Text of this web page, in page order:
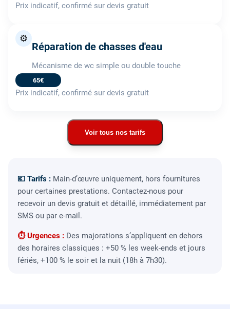
Prix indicatif, confirmé sur devis gratuit
⚙️
Réparation de chasses d'eau
Mécanisme de wc simple ou double touche
65€
Prix indicatif, confirmé sur devis gratuit
Voir tous nos tarifs
💶 Tarifs : Main-d’œuvre uniquement, hors fournitures
pour certaines prestations. Contactez-nous pour
recevoir un devis gratuit et détaillé, immédiatement par
SMS ou par e-mail.
⏱ Urgences : Des majorations s’appliquent en dehors
des horaires classiques : +50 % les week-ends et jours
fériés, +100 % le soir et la nuit (18h à 7h30).